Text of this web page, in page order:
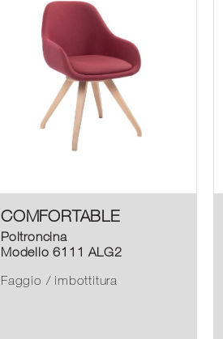
COMFORTABLE
Poltroncina
Modello 6111 ALG2
Faggio / imbottitura